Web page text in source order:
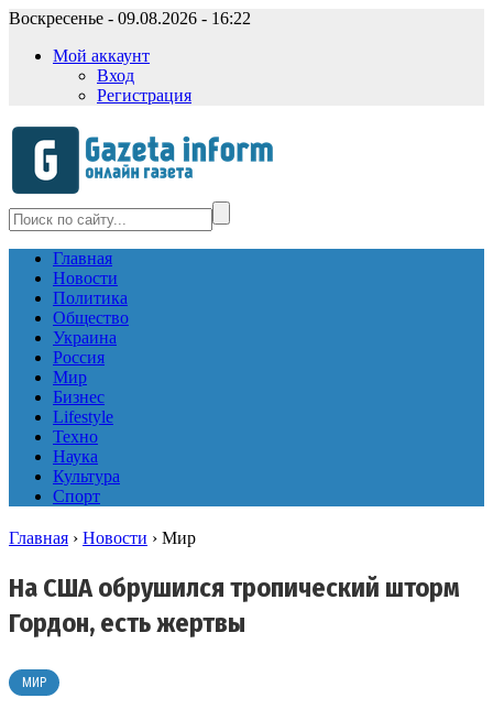
Воскресенье - 09.08.2026 - 16:22
Мой аккаунт
Вход
Регистрация
Главная
Новости
Политика
Общество
Украина
Россия
Мир
Бизнес
Lifestyle
Техно
Наука
Культура
Спорт
Главная › Новости › Мир
На США обрушился тропический шторм
Гордон, есть жертвы
МИР